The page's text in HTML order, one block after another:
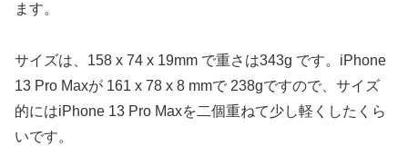
ます。
サイズは、158 x 74 x 19mm で重さは343g です。iPhone
13 Pro Maxが 161 x 78 x 8 mmで 238gですので、サイズ
的にはiPhone 13 Pro Maxを二個重ねて少し軽くしたくら
いです。